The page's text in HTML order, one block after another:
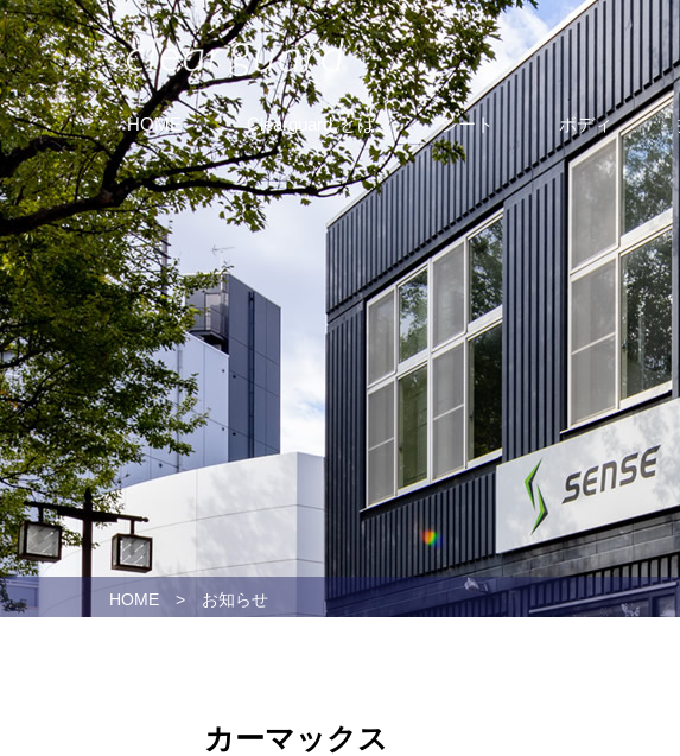
HOME Clearguard®とは シート ボディ
HOME > お知らせ
カーマックス